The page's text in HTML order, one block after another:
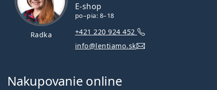
Radka
E-shop
po–pia: 8–18
+421 220 924 452
info@lentiamo.sk
Nakupovanie online